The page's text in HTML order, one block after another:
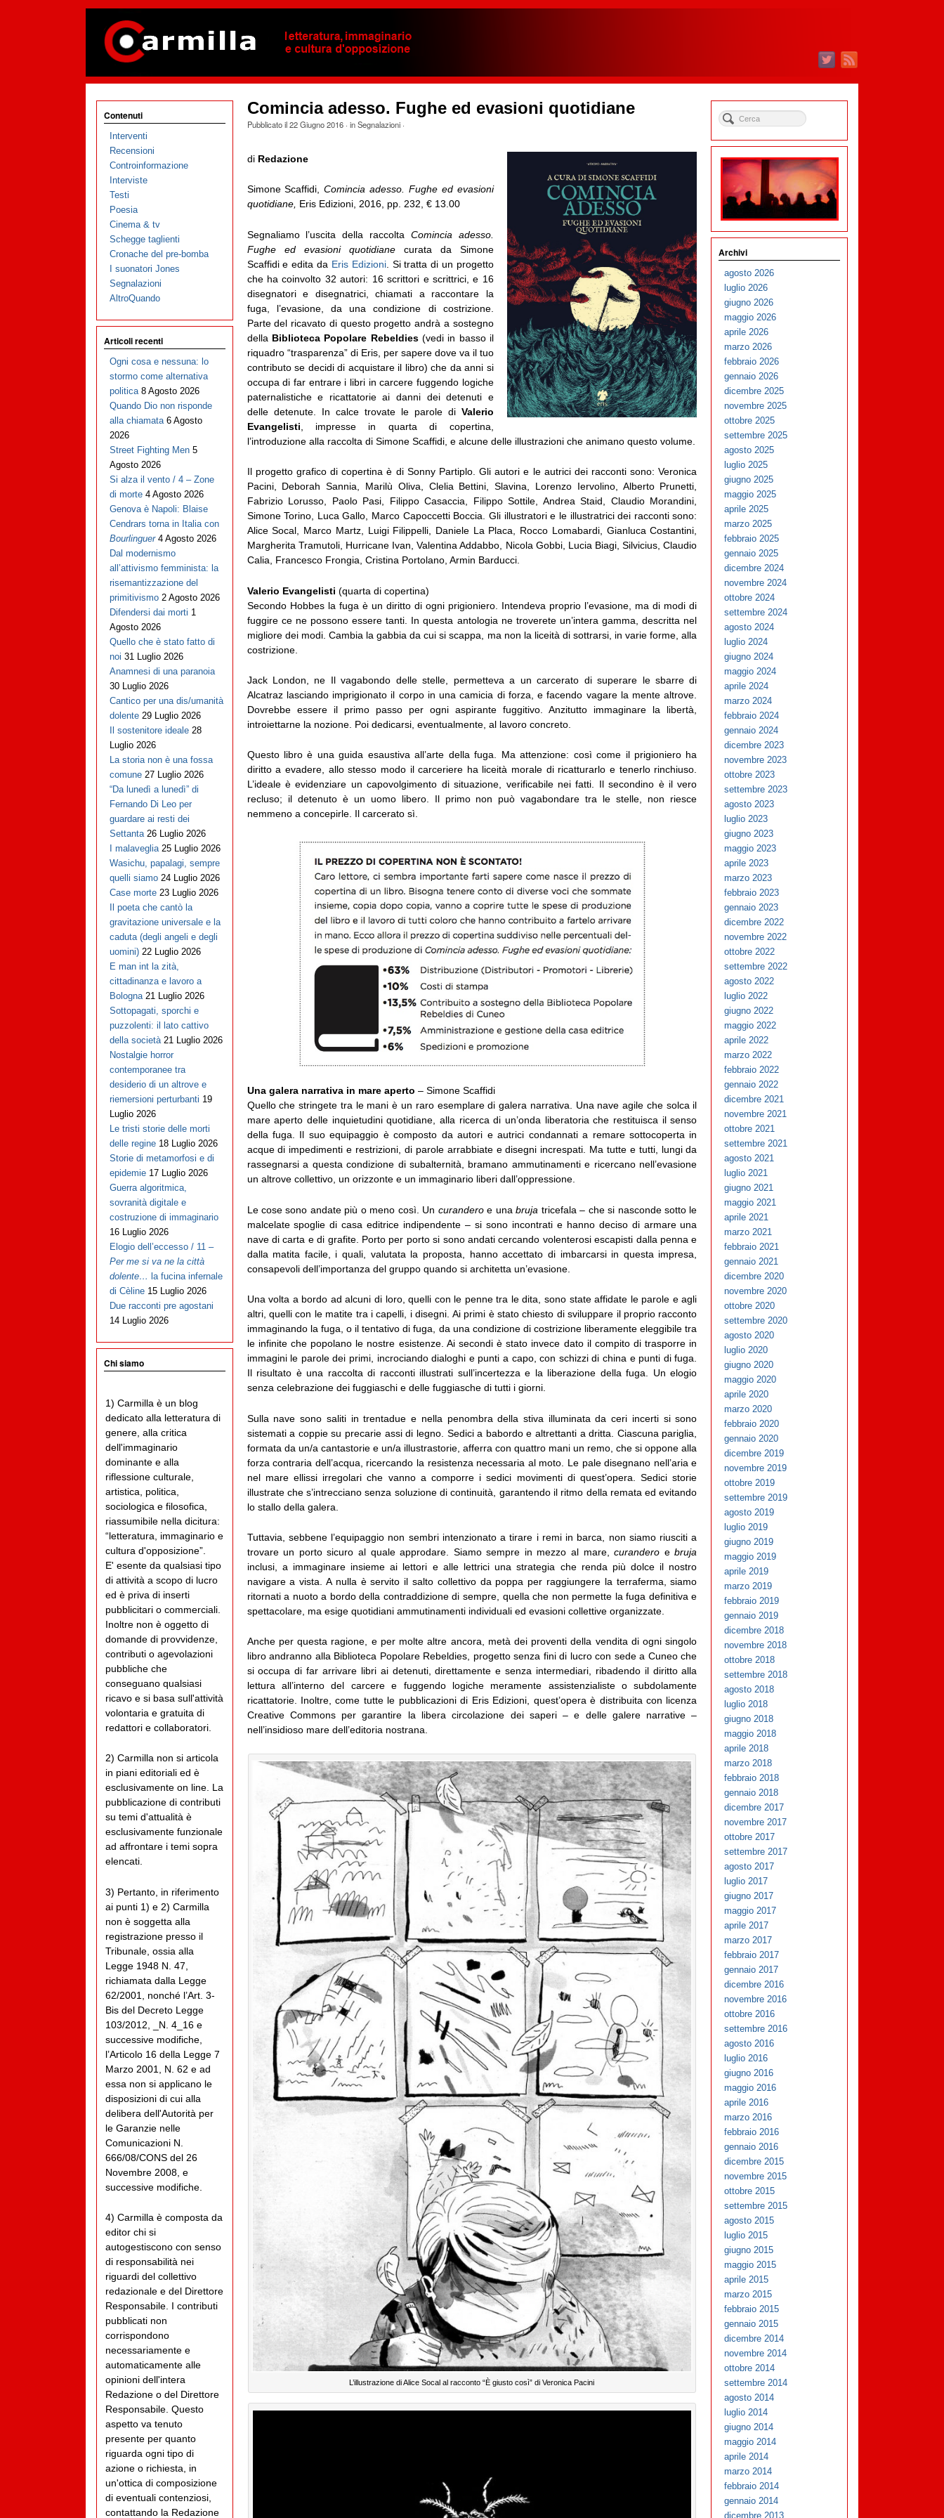
Comincia adesso. Fughe ed evasioni quotidiane
Pubblicato il22 Giugno 2016· inSegnalazioni·
di Redazione
Simone Scaffidi,Comincia adesso. Fughe ed evasioni
quotidiane, Eris Edizioni, 2016, pp. 232, € 13.00
Segnaliamo l’uscita della raccolta Comincia adesso.
Fughe ed evasioni quotidiane curata da Simone
Scaffidi e edita da Eris Edizioni. Si tratta di un progetto
che ha coinvolto 32 autori: 16 scrittori e scrittrici, e 16
disegnatori e disegnatrici, chiamati a raccontare la
fuga, l’evasione, da una condizione di costrizione.
Parte del ricavato di questo progetto andrà a sostegno
della Biblioteca Popolare Rebeldies(vedi in basso il
riquadro “trasparenza” di Eris, per sapere dove va il tuo
contributo se decidi di acquistare il libro) che da anni si
occupa di far entrare i libri in carcere fuggendo logiche
paternalistiche e ricattatorie ai danni dei detenuti e
delle detenute. In calce trovate le parole di Valerio
Evangelisti , impresse in quarta di copertina,
l’introduzione alla raccolta di Simone Scaffidi, e alcune delle illustrazioni che animano questo volume.
Il progetto grafico di copertina è di Sonny Partiplo. Gli autori e le autrici dei racconti sono: Veronica
Pacini, Deborah Sannia, Marilù Oliva, Clelia Bettini, Slavina, Lorenzo Iervolino, Alberto Prunetti,
Fabrizio Lorusso, Paolo Pasi, Filippo Casaccia, Filippo Sottile, Andrea Staid, Claudio Morandini,
Simone Torino, Luca Gallo, Marco Capoccetti Boccia. Gli illustratori e le illustratrici dei racconti sono:
Alice Socal, Marco Martz, Luigi Filippelli, Daniele La Placa, Rocco Lomabardi, Gianluca Costantini,
Margherita Tramutoli, Hurricane Ivan, Valentina Addabbo, Nicola Gobbi, Lucia Biagi, Silvicius, Claudio
Calia, Francesco Frongia, Cristina Portolano, Armin Barducci.
Valerio Evangelisti (quarta di copertina)
Secondo Hobbes la fuga è un diritto di ogni prigioniero. Intendeva proprio l’evasione, ma di modi di
fuggire ce ne possono essere tanti. In questa antologia ne troverete un’intera gamma, descritta nel
migliore dei modi. Cambia la gabbia da cui si scappa, ma non la liceità di sottrarsi, in varie forme, alla
costrizione.
Jack London, ne Il vagabondo delle stelle, permetteva a un carcerato di superare le sbarre di
Alcatraz lasciando imprigionato il corpo in una camicia di forza, e facendo vagare la mente altrove.
Dovrebbe essere il primo passo per ogni aspirante fuggitivo. Anzitutto immaginare la libertà,
introiettarne la nozione. Poi dedicarsi, eventualmente, al lavoro concreto.
Questo libro è una guida esaustiva all’arte della fuga. Ma attenzione: così come il prigioniero ha
diritto a evadere, allo stesso modo il carceriere ha liceità morale di ricatturarlo e tenerlo rinchiuso.
L’ideale è evidenziare un capovolgimento di situazione, verificabile nei fatti. Il secondino è il vero
recluso; il detenuto è un uomo libero. Il primo non può vagabondare tra le stelle, non riesce
nemmeno a concepirle. Il carcerato sì.
Una galera narrativa in mare aperto – Simone Scaffidi
Quello che stringete tra le mani è un raro esemplare di galera narrativa. Una nave agile che solca il
mare aperto delle inquietudini quotidiane, alla ricerca di un’onda liberatoria che restituisca il senso
della fuga. Il suo equipaggio è composto da autori e autrici condannati a remare sottocoperta in
acque di impedimenti e restrizioni, di parole arrabbiate e disegni increspati. Ma tutte e tutti, lungi da
rassegnarsi a questa condizione di subalternità, bramano ammutinamenti e ricercano nell’evasione
un altrove collettivo, un orizzonte e un immaginario liberi dall’oppressione.
Le cose sono andate più o meno così. Un curanderoe unabruja tricefala – che si nasconde sotto le
malcelate spoglie di casa editrice indipendente – si sono incontrati e hanno deciso di armare una
nave di carta e di grafite. Porto per porto si sono andati cercando volenterosi escapisti dalla penna e
dalla matita facile, i quali, valutata la proposta, hanno accettato di imbarcarsi in questa impresa,
consapevoli dell’importanza del gruppo quando si architetta un’evasione.
Una volta a bordo ad alcuni di loro, quelli con le penne tra le dita, sono state affidate le parole e agli
altri, quelli con le matite tra i capelli, i disegni. Ai primi è stato chiesto di sviluppare il proprio racconto
immaginando la fuga, o il tentativo di fuga, da una condizione di costrizione liberamente eleggibile tra
le infinite che popolano le nostre esistenze. Ai secondi è stato invece dato il compito di trasporre in
immagini le parole dei primi, incrociando dialoghi e punti a capo, con schizzi di china e punti di fuga.
Il risultato è una raccolta di racconti illustrati sull’incertezza e la liberazione della fuga. Un elogio
senza celebrazione dei fuggiaschi e delle fuggiasche di tutti i giorni.
Sulla nave sono saliti in trentadue e nella penombra della stiva illuminata da ceri incerti si sono
sistemati a coppie su precarie assi di legno. Sedici a babordo e altrettanti a dritta. Ciascuna pariglia,
formata da un/a cantastorie e un/a illustrastorie, afferra con quattro mani un remo, che si oppone alla
forza contraria dell’acqua, ricercando la resistenza necessaria al moto. Le pale disegnano nell’aria e
nel mare ellissi irregolari che vanno a comporre i sedici movimenti di quest’opera. Sedici storie
illustrate che s’intrecciano senza soluzione di continuità, garantendo il ritmo della remata ed evitando
lo stallo della galera.
Tuttavia, sebbene l’equipaggio non sembri intenzionato a tirare i remi in barca, non siamo riusciti a
trovare un porto sicuro al quale approdare. Siamo sempre in mezzo al mare,curandero ebruja
inclusi, a immaginare insieme ai lettori e alle lettrici una strategia che renda più dolce il nostro
navigare a vista. A nulla è servito il salto collettivo da poppa per raggiungere la terraferma, siamo
ritornati a nuoto a bordo della contraddizione di sempre, quella che non permette la fuga definitiva e
spettacolare, ma esige quotidiani ammutinamenti individuali ed evasioni collettive organizzate.
Anche per questa ragione, e per molte altre ancora, metà dei proventi della vendita di ogni singolo
libro andranno alla Biblioteca Popolare Rebeldies, progetto senza fini di lucro con sede a Cuneo che
si occupa di far arrivare libri ai detenuti, direttamente e senza intermediari, ribadendo il diritto alla
lettura all’interno del carcere e fuggendo logiche meramente assistenzialiste o subdolamente
ricattatorie. Inoltre, come tutte le pubblicazioni di Eris Edizioni, quest’opera è distribuita con licenza
Creative Commons per garantire la libera circolazione dei saperi – e delle galere narrative –
nell’insidioso mare dell’editoria nostrana.
L’illustrazione di Alice Socal al racconto “È giusto così” di Veronica Pacini
Contenuti
Interventi
Recensioni
Controinformazione
Interviste
Testi
Poesia
Cinema & tv
Schegge taglienti
Cronache del pre-bomba
I suonatori Jones
Segnalazioni
AltroQuando
Articoli recenti
Ogni cosa e nessuna: lo
stormo come alternativa
politica 8 Agosto 2026
Quando Dio non risponde
alla chiamata 6 Agosto
2026
Street Fighting Men 5
Agosto 2026
Si alza il vento / 4 – Zone
di morte 4 Agosto 2026
Genova è Napoli: Blaise
Cendrars torna in Italia con
Bourlinguer 4 Agosto 2026
Dal modernismo
all’attivismo femminista: la
risemantizzazione del
primitivismo 2 Agosto 2026
Difendersi dai morti 1
Agosto 2026
Quello che è stato fatto di
noi 31 Luglio 2026
Anamnesi di una paranoia
30 Luglio 2026
Cantico per una dis/umanità
dolente 29 Luglio 2026
Il sostenitore ideale 28
Luglio 2026
La storia non è una fossa
comune 27 Luglio 2026
“Da lunedì a lunedì” di
Fernando Di Leo per
guardare ai resti dei
Settanta 26 Luglio 2026
I malaveglia 25 Luglio 2026
Wasichu, papalagi, sempre
quelli siamo 24 Luglio 2026
Case morte 23 Luglio 2026
Il poeta che cantò la
gravitazione universale e la
caduta (degli angeli e degli
uomini) 22 Luglio 2026
E man int la zità,
cittadinanza e lavoro a
Bologna 21 Luglio 2026
Sottopagati, sporchi e
puzzolenti: il lato cattivo
della società 21 Luglio 2026
Nostalgie horror
contemporanee tra
desiderio di un altrove e
riemersioni perturbanti 19
Luglio 2026
Le tristi storie delle morti
delle regine 18 Luglio 2026
Storie di metamorfosi e di
epidemie 17 Luglio 2026
Guerra algoritmica,
sovranità digitale e
costruzione di immaginario
16 Luglio 2026
Elogio dell’eccesso / 11 –
Per me si va ne la città
dolente… la fucina infernale
di Cèline 15 Luglio 2026
Due racconti pre agostani
14 Luglio 2026
Chi siamo
1) Carmilla è un blog
dedicato alla letteratura di
genere, alla critica
dell'immaginario
dominante e alla
riflessione culturale,
artistica, politica,
sociologica e filosofica,
riassumibile nella dicitura:
“letteratura, immaginario e
cultura d'opposizione”.
E' esente da qualsiasi tipo
di attività a scopo di lucro
ed è priva di inserti
pubblicitari o commerciali.
Inoltre non è oggetto di
domande di provvidenze,
contributi o agevolazioni
pubbliche che
conseguano qualsiasi
ricavo e si basa sull'attività
volontaria e gratuita di
redattori e collaboratori.
2) Carmilla non si articola
in piani editoriali ed è
esclusivamente on line. La
pubblicazione di contributi
su temi d'attualità è
esclusivamente funzionale
ad affrontare i temi sopra
elencati.
3) Pertanto, in riferimento
ai punti 1) e 2) Carmilla
non è soggetta alla
registrazione presso il
Tribunale, ossia alla
Legge 1948 N. 47,
richiamata dalla Legge
62/2001, nonché l’Art. 3-
Bis del Decreto Legge
103/2012, _N. 4_16 e
successive modifiche,
l’Articolo 16 della Legge 7
Marzo 2001, N. 62 e ad
essa non si applicano le
disposizioni di cui alla
delibera dell'Autorità per
le Garanzie nelle
Comunicazioni N.
666/08/CONS del 26
Novembre 2008, e
successive modifiche.
4) Carmilla è composta da
editor chi si
autogestiscono con senso
di responsabilità nei
riguardi del collettivo
redazionale e del Direttore
Responsabile. I contributi
pubblicati non
corrispondono
necessariamente e
automaticamente alle
opinioni dell'intera
Redazione o del Direttore
Responsabile. Questo
aspetto va tenuto
presente per quanto
riguarda ogni tipo di
azione o richiesta, in
un'ottica di composizione
di eventuali contenziosi,
contattando la Redazione
Archivi
agosto 2026
luglio 2026
giugno 2026
maggio 2026
aprile 2026
marzo 2026
febbraio 2026
gennaio 2026
dicembre 2025
novembre 2025
ottobre 2025
settembre 2025
agosto 2025
luglio 2025
giugno 2025
maggio 2025
aprile 2025
marzo 2025
febbraio 2025
gennaio 2025
dicembre 2024
novembre 2024
ottobre 2024
settembre 2024
agosto 2024
luglio 2024
giugno 2024
maggio 2024
aprile 2024
marzo 2024
febbraio 2024
gennaio 2024
dicembre 2023
novembre 2023
ottobre 2023
settembre 2023
agosto 2023
luglio 2023
giugno 2023
maggio 2023
aprile 2023
marzo 2023
febbraio 2023
gennaio 2023
dicembre 2022
novembre 2022
ottobre 2022
settembre 2022
agosto 2022
luglio 2022
giugno 2022
maggio 2022
aprile 2022
marzo 2022
febbraio 2022
gennaio 2022
dicembre 2021
novembre 2021
ottobre 2021
settembre 2021
agosto 2021
luglio 2021
giugno 2021
maggio 2021
aprile 2021
marzo 2021
febbraio 2021
gennaio 2021
dicembre 2020
novembre 2020
ottobre 2020
settembre 2020
agosto 2020
luglio 2020
giugno 2020
maggio 2020
aprile 2020
marzo 2020
febbraio 2020
gennaio 2020
dicembre 2019
novembre 2019
ottobre 2019
settembre 2019
agosto 2019
luglio 2019
giugno 2019
maggio 2019
aprile 2019
marzo 2019
febbraio 2019
gennaio 2019
dicembre 2018
novembre 2018
ottobre 2018
settembre 2018
agosto 2018
luglio 2018
giugno 2018
maggio 2018
aprile 2018
marzo 2018
febbraio 2018
gennaio 2018
dicembre 2017
novembre 2017
ottobre 2017
settembre 2017
agosto 2017
luglio 2017
giugno 2017
maggio 2017
aprile 2017
marzo 2017
febbraio 2017
gennaio 2017
dicembre 2016
novembre 2016
ottobre 2016
settembre 2016
agosto 2016
luglio 2016
giugno 2016
maggio 2016
aprile 2016
marzo 2016
febbraio 2016
gennaio 2016
dicembre 2015
novembre 2015
ottobre 2015
settembre 2015
agosto 2015
luglio 2015
giugno 2015
maggio 2015
aprile 2015
marzo 2015
febbraio 2015
gennaio 2015
dicembre 2014
novembre 2014
ottobre 2014
settembre 2014
agosto 2014
luglio 2014
giugno 2014
maggio 2014
aprile 2014
marzo 2014
febbraio 2014
gennaio 2014
dicembre 2013